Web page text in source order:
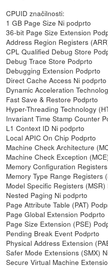
CPUID značilnosti:
1 GB Page Size Ni podprto
36-bit Page Size Extension
Address Region Registers
CPL Qualified Debug Store
Debug Trace Store Podprto
Debugging Extension Podprto
Direct Cache Access Ni podprto
Dynamic Acceleration
Fast Save & Restore Podprto
Hyper-Threading Technology
Invariant Time Stamp Counter
L1 Context ID Ni podprto
Local APIC On Chip Podprto
Machine Check Architecture
Machine Check Exception
Memory Configuration
Memory Type Range Registers
Model Specific Registers (MSR)
Nested Paging Ni podprto
Page Attribute Table (PAT)
Page Global Extension Podprto
Page Size Extension (PSE)
Pending Break Event Podprto
Physical Address Extension
Safer Mode Extensions (SMX)
Secure Virtual Machine